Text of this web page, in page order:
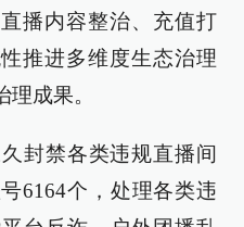
播内容整治、充值打
推进多维度生态治理
成果。
封禁各类违规直播间
6164个，处理各类违